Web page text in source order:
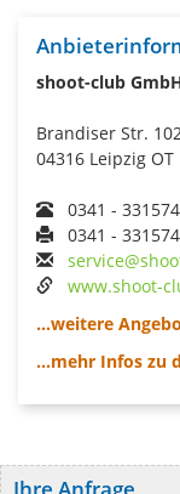
shoot-club
Brandiser Str. 102
04316 Leipzig
0341 -
0341 -
www.shoot-
...weitere
...mehr Infos zu
Ihre Anfrage